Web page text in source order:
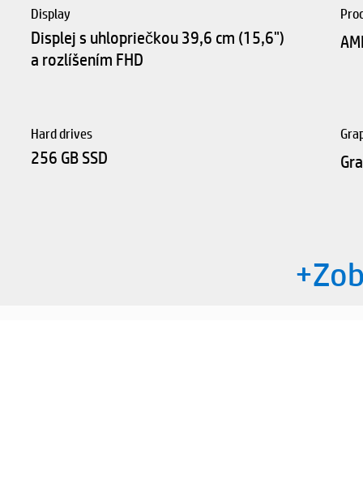
Display
Displej s uhlopriečkou 39,6 cm (15,6")
a rozlíšením FHD
Hard drives
256 GB SSD